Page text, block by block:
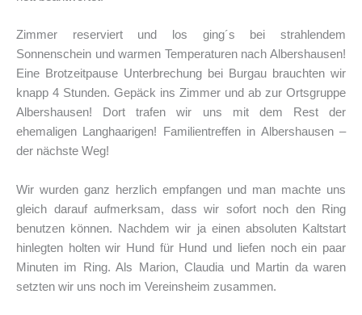
Zimmer reserviert und los ging´s bei strahlendem
Sonnenschein und warmen Temperaturen nach Albershausen!
Eine Brotzeitpause Unterbrechung bei Burgau brauchten wir
knapp 4 Stunden. Gepäck ins Zimmer und ab zur Ortsgruppe
Albershausen! Dort trafen wir uns mit dem Rest der
ehemaligen Langhaarigen! Familientreffen in Albershausen –
der nächste Weg!
Wir wurden ganz herzlich empfangen und man machte uns
gleich darauf aufmerksam, dass wir sofort noch den Ring
benutzen können. Nachdem wir ja einen absoluten Kaltstart
hinlegten holten wir Hund für Hund und liefen noch ein paar
Minuten im Ring. Als Marion, Claudia und Martin da waren
setzten wir uns noch im Vereinsheim zusammen.